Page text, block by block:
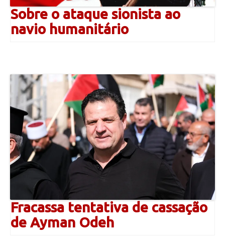
Sobre o ataque sionista ao
navio humanitário
Fracassa tentativa de cassação
de Ayman Odeh